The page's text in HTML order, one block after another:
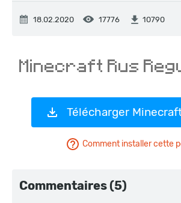
18.02.2020 17776 10790
Télécharger
Comment installer cette
Commentaires (5)